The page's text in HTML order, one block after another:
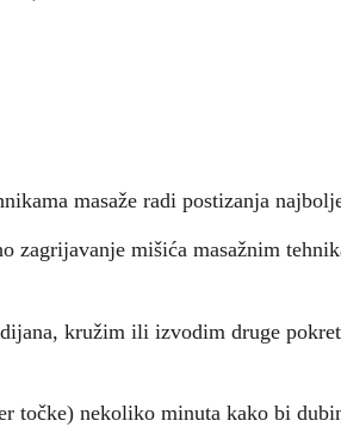
masaže radi postizanja
zagrijavanje mišića masažnim
kružim ili izvodim druge
točke) nekoliko minuta kako bi